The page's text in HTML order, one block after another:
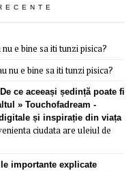
e bine sa iti tunzi pisica?
nu e bine sa iti tunzi pisica?
ce aceeași ședință poate fi
» Touchofadream -
și inspirație din viața
ciudata are uleiul de
importante explicate